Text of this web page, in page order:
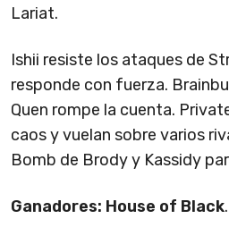
Lariat.
Ishii resiste los ataques de
responde con fuerza.
Quen rompe la cuenta.
caos y vuelan sobre varios
Bomb de Brody y Kassidy
Ganadores: House of Black.